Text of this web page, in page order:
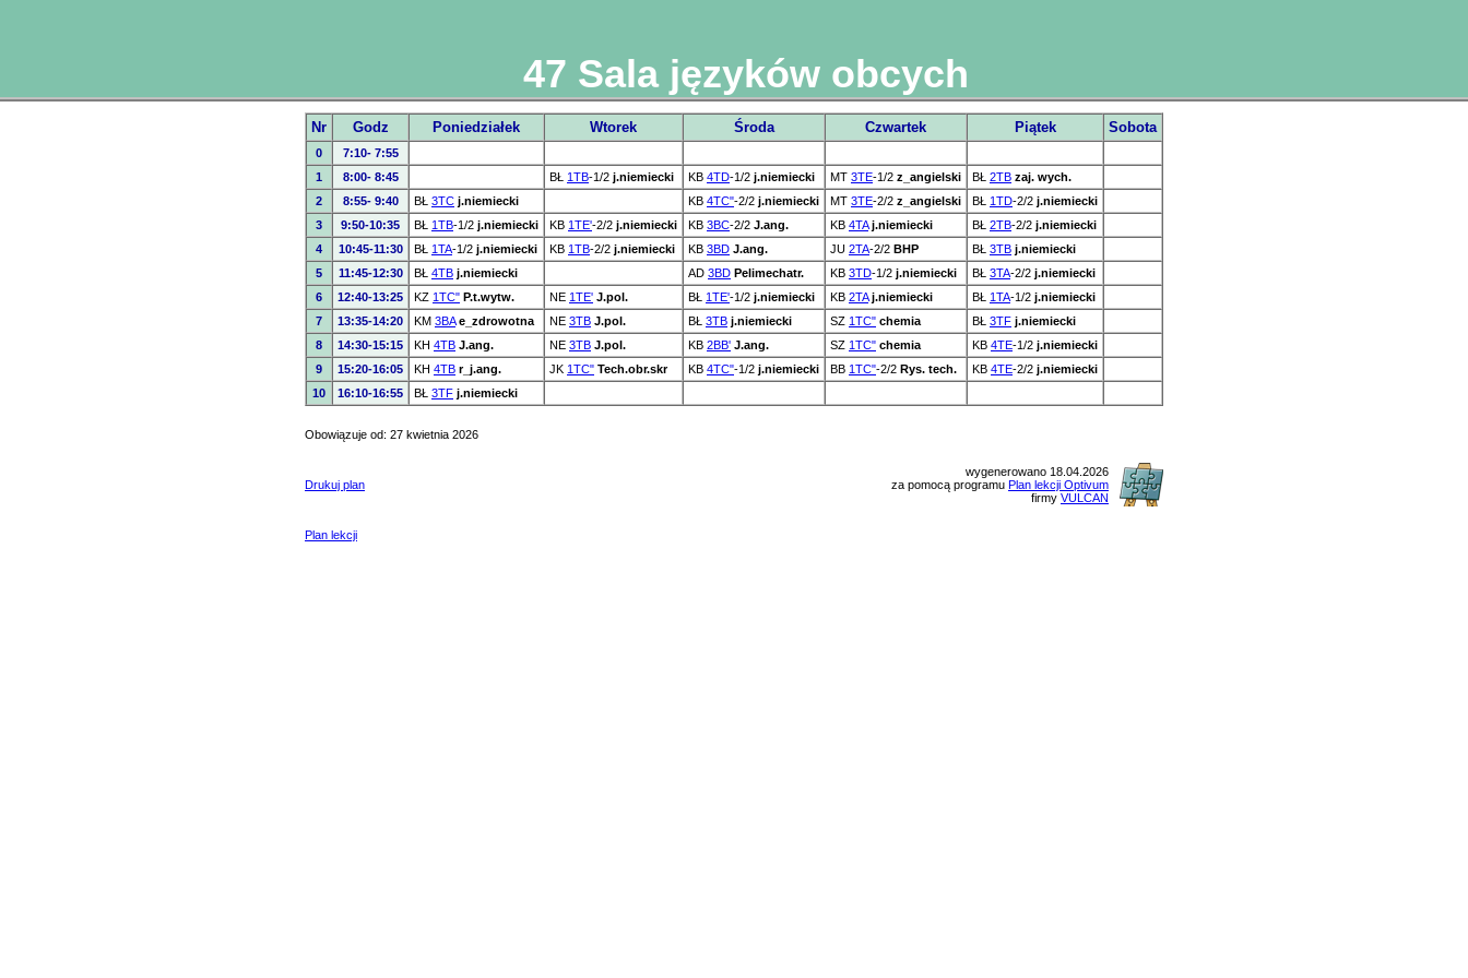
47 Sala języków obcych
Nr Godz Poniedziałek Wtorek Środa Czwartek Piątek Sobota
0
7:10- 7:55
1
8:00- 8:45 BŁ 1TB-1/2 j.niemiecki KB 4TD-1/2 j.niemiecki MT 3TE-1/2 z_angielski BŁ 2TB zaj. wych.
2
8:55- 9:40 BŁ 3TC j.niemiecki KB 4TC"-2/2 j.niemiecki MT 3TE-2/2 z_angielski BŁ 1TD-2/2 j.niemiecki
3
9:50-10:35 BŁ 1TB-1/2 j.niemiecki KB 1TE'-2/2 j.niemiecki KB 3BC-2/2 J.ang. KB 4TA j.niemiecki BŁ 2TB-2/2 j.niemiecki
4
10:45-11:30 BŁ 1TA-1/2 j.niemiecki KB 1TB-2/2 j.niemiecki KB 3BD J.ang. JU 2TA-2/2 BHP BŁ 3TB j.niemiecki
5
11:45-12:30 BŁ 4TB j.niemiecki AD 3BD Pelimechatr. KB 3TD-1/2 j.niemiecki BŁ 3TA-2/2 j.niemiecki
6
12:40-13:25 KZ 1TC" P.t.wytw. NE 1TE' J.pol. BŁ 1TE'-1/2 j.niemiecki KB 2TA j.niemiecki BŁ 1TA-1/2 j.niemiecki
7
13:35-14:20 KM 3BA e_zdrowotna NE 3TB J.pol. BŁ 3TB j.niemiecki SZ 1TC" chemia BŁ 3TF j.niemiecki
8
14:30-15:15 KH 4TB J.ang. NE 3TB J.pol. KB 2BB' J.ang. SZ 1TC" chemia KB 4TE-1/2 j.niemiecki
9
15:20-16:05 KH 4TB r_j.ang. JK 1TC" Tech.obr.skr KB 4TC"-1/2 j.niemiecki BB 1TC"-2/2 Rys. tech. KB 4TE-2/2 j.niemiecki
10
16:10-16:55 BŁ 3TF j.niemiecki
Obowiązuje od: 27 kwietnia 2026
Drukuj plan
wygenerowano 18.04.2026
za pomocą programu Plan lekcji Optivum
firmy VULCAN
Plan lekcji